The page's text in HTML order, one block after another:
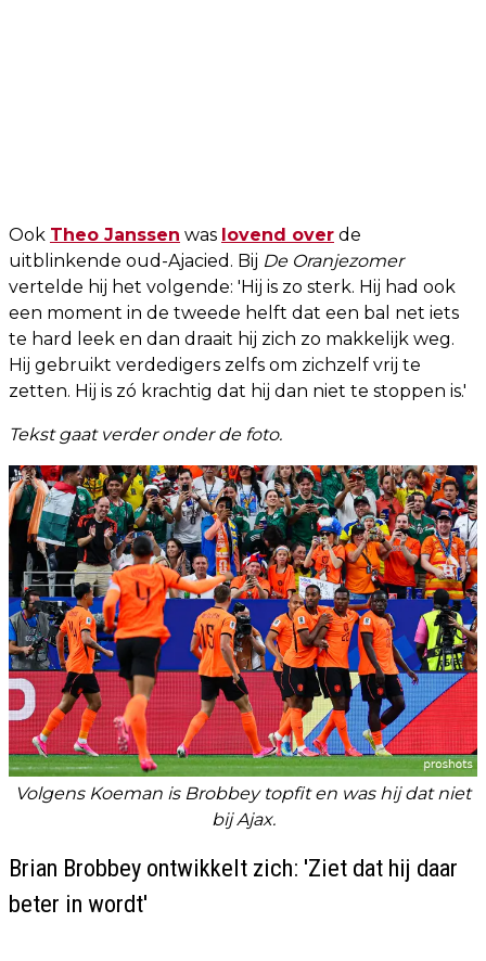
Ook Theo Janssen was lovend over de
uitblinkende oud-Ajacied. Bij De Oranjezomer
vertelde hij het volgende: 'Hij is zo sterk. Hij had ook
een moment in de tweede helft dat een bal net iets
te hard leek en dan draait hij zich zo makkelijk weg.
Hij gebruikt verdedigers zelfs om zichzelf vrij te
zetten. Hij is zó krachtig dat hij dan niet te stoppen is.'
Tekst gaat verder onder de foto.
Volgens Koeman is Brobbey topfit en was hij dat niet
bij Ajax.
Brian Brobbey ontwikkelt zich: 'Ziet dat hij daar
beter in wordt'